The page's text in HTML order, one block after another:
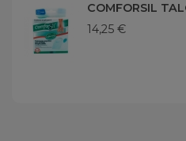
COMFORSIL
14,25 €